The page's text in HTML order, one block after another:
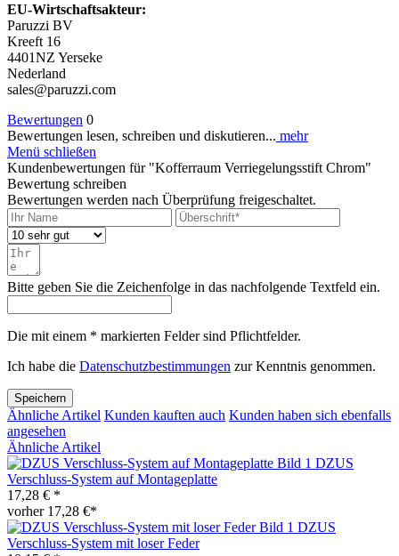
EU-Wirtschaftsakteur:
Paruzzi BV
Kreeft 16
4401NZ Yerseke
Nederland
sales@paruzzi.com
Bewertungen 0
Bewertungen lesen, schreiben und diskutieren... mehr
Menü schließen
Kundenbewertungen für "Kofferraum Verriegelungsstift Chrom"
Bewertung schreiben
Bewertungen werden nach Überprüfung freigeschaltet.
Bitte geben Sie die Zeichenfolge in das nachfolgende Textfeld ein.
Die mit einem * markierten Felder sind Pflichtfelder.
Ich habe die Datenschutzbestimmungen zur Kenntnis genommen.
Speichern
Ähnliche Artikel Kunden kauften auch Kunden haben sich ebenfalls
angesehen
Ähnliche Artikel
DZUS
Verschluss-System auf Montageplatte
17,28 € *
vorher 17,28 €*
DZUS
Verschluss-System mit loser Feder